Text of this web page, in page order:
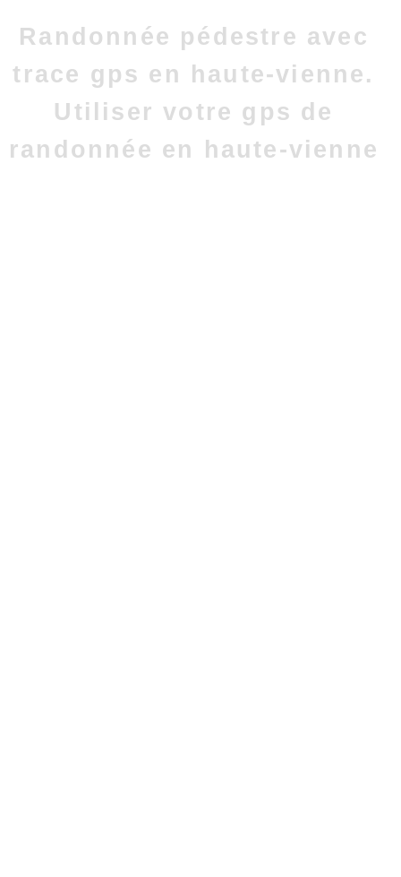
Randonnée pédestre avec
trace gps en haute-vienne.
Utiliser votre gps de
randonnée en haute-vienne